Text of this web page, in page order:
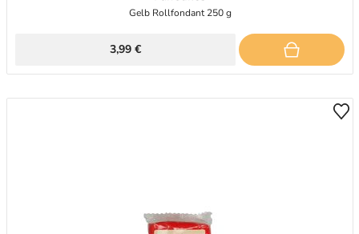
Gelb Rollfondant 250 g
3,99 €